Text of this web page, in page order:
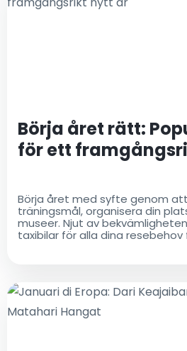
Börja året rätt:
för ett
Börja året med syfte genom
träningsmål, organisera din
museer. Njut av
taxibilar för alla dina